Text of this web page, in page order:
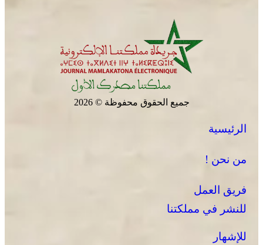
جميع الحقوق محفوظة © 2026
الرئيسية
من نحن !
فريق العمل
للنشر في مملكتنا
للإشهار